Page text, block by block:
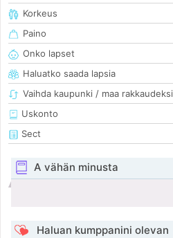
Korkeus
Paino
Onko lapset
Haluatko saada lapsia
Vaihda kaupunki / maa rakkaudeksi
Uskonto
Sect
A vähän minusta
Haluan kumppanini olevan